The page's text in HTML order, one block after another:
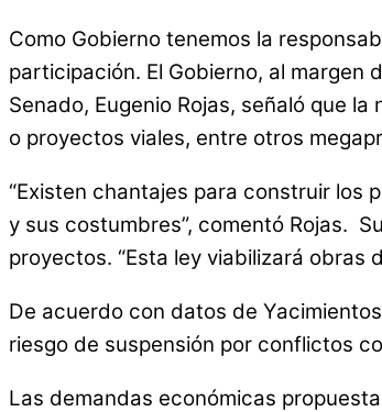
Como Gobierno tenemos la
participación. El Gobierno, al margen
Senado, Eugenio Rojas, señaló que
o proyectos viales, entre otros
“Existen chantajes para construir los
y sus costumbres”, comentó Rojas.
proyectos. “Esta ley viabilizará obras
De acuerdo con datos de
riesgo de suspensión por conflictos
Las demandas económicas